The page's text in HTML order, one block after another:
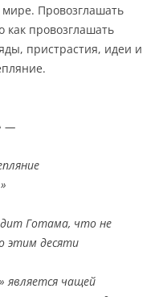
Провозглашать
как провозглашать
пристрастия, идеи и
—
Готама, что не
этим десяти
является чащей